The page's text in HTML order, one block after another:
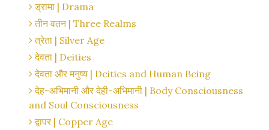
ड्रामा | Drama
तीन वतन | Three Realms
त्रेता | Silver Age
देवता | Deities
देवता और मनुष्य | Deities and Human Being
देह-अभिमानी और देही-अभिमानी | Body Consciousness
and Soul Consciousness
द्वापर | Copper Age